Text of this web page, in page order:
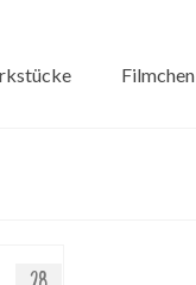
Filmchen